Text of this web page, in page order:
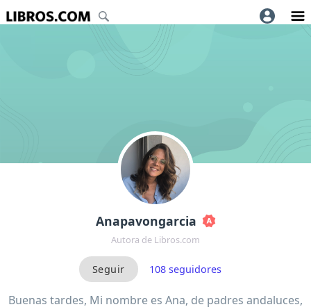
Anapavongarcia
Autora de Libros.com
108seguidores
Buenas tardes, Mi nombre es Ana, de padres andaluces,